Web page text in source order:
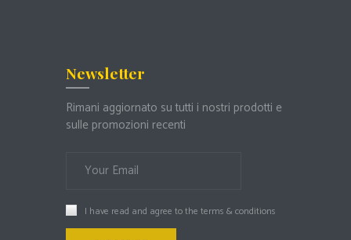
Newsletter
Rimani aggiornato su tutti i nostri prodotti e
sulle promozioni recenti
I have read and agree to the terms & conditions